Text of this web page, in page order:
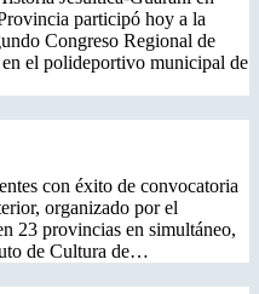
participó hoy a la
Congreso Regional de
el polideportivo municipal de
con éxito de convocatoria
organizado por el
23 provincias en simultáneo,
de Cultura de…